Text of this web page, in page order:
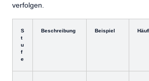
verfolgen.
S
t
u
f
e
Beschreibung Beispiel